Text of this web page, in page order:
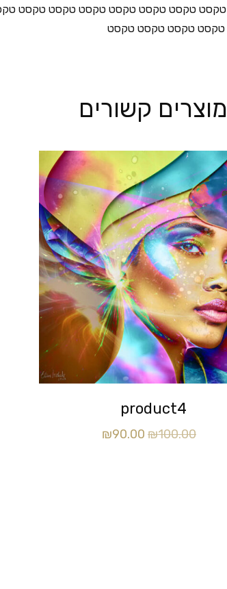
טקסט טקסט טקסט טקסט טקסט טקסט טקסט
טקסט טקסט טקסט
מוצרים קשורים
product4
₪100.00
₪90.00